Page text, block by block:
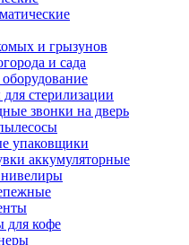
и грызунов
и сада
стерилизации
звонки на дверь
упаковщики
аккумуляторные
кофе